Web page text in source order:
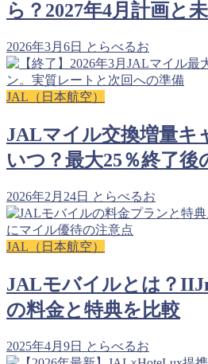
ら？2027年4月計画と
2026年3月6日 とらべるお
JAL（日本航空）
JALマイル交換増量キ
いつ？最大25％終了後
2026年2月24日 とらべるお
JAL（日本航空）
JALモバイルとは？
の料金と特典を比較
2025年4月9日 とらべるお